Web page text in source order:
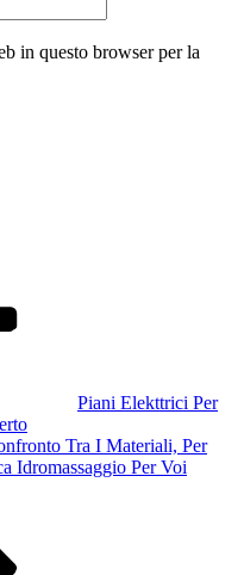
in questo browser per la
Piani Elekttrici Per
Tra I Materiali, Per
Idromassaggio Per Voi